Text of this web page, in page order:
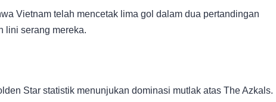
Vietnam telah mencetak lima gol dalam dua pertandingan
lini serang mereka.
Star statistik menunjukan dominasi mutlak atas The Azkals.